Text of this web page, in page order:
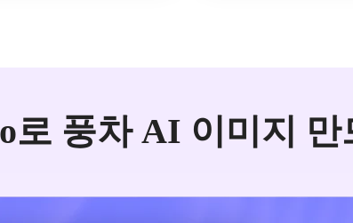
로 풍차 AI 이미지 만